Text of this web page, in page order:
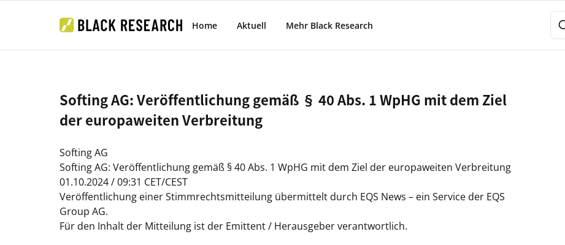
Home Aktuell Mehr Black Research
Softing AG: Veröffentlichung gemäß § 40 Abs. 1 WpHG mit dem Ziel
der europaweiten Verbreitung
Softing AG
Softing AG: Veröffentlichung gemäß § 40 Abs. 1 WpHG mit dem Ziel der europaweiten Verbreitung
01.10.2024 / 09:31 CET/CEST
Veröffentlichung einer Stimmrechtsmitteilung übermittelt durch EQS News – ein Service der EQS
Group AG.
Für den Inhalt der Mitteilung ist der Emittent / Herausgeber verantwortlich.